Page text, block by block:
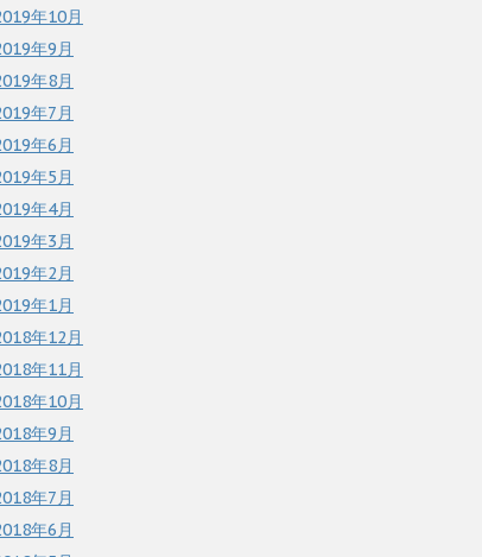
年10月
年9月
年8月
年7月
年6月
年5月
年4月
年3月
年2月
年1月
年12月
年11月
年10月
年9月
年8月
年7月
年6月